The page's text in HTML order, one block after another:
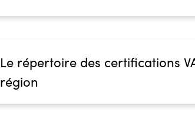
Le répertoire des certifications
région